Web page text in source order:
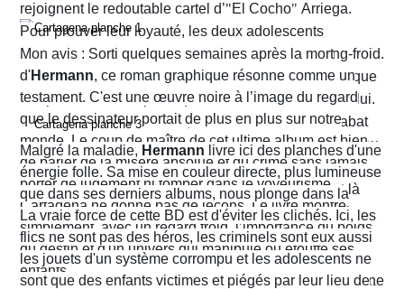
rejoignent le redoutable cartel d’"El Cocho" Arriega.
Pour prouver leur loyauté, les deux adolescents
reçoivent l'ordre d'exécuter des prisonniers de sang-froid.
Alvaro hésite, tremble mais en proie à une peur panique
finit par obéir. Cela provoque aussitôt un déclic chez lui.
Dans un sursaut de survie, il retourne son arme et abat
l’un des chefs du gang local qui n’est autre que le neveu
d’Arriega. Devenus des hommes à abattre, Alvaro et
Nacho s'enfuient vers la frontière américaine. C’est là
qu’ils vont croiser, Félix Garzon, un flic quadragénaire
fatigué qui les regarde courir…
Mon avis : Sorti quelques semaines après la mort
d'Hermann, ce roman graphique résonne comme un
testament. C'est une œuvre noire à l’image du regard
que le dessinateur portait de plus en plus sur notre
monde. Le coup de maître de cet ultime album est bien
de parler de la misère absolue et du crime sans jamais
porter de jugement ni tomber dans le voyeurisme.
Cartagena ne donne pas de leçons. Le livre montre
simplement, avec un regard froid, l’importance du poids
du destin et d'un univers qui manipule ou étouffe ses
enfants.
Malgré la maladie, Hermann livre ici des planches d'une
énergie folle. Sa mise en couleur directe, plus lumineuse
que dans ses derniers albums, nous plonge dans la
poussière et la sueur comme lui seul savait les
transmettre. On y retrouve ses fameux visages fatigués
aux mâchoires carrées portant en eux toute la détresse
ou la noirceur du monde. Le scénario d' Yves H. est d'une
La vraie force de cette BD est d'éviter les clichés. Ici, les
flics ne sont pas des héros, les criminels sont eux aussi
les jouets d'un système corrompu et les adolescents ne
sont que des enfants victimes et piégés par leur lieu de